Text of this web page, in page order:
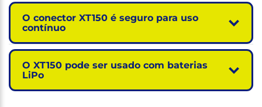
O conector XT150 é seguro para uso
contínuo
O XT150 pode ser usado com baterias
LiPo